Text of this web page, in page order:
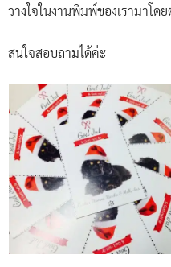
วางใจในงานพิมพ์ของเรามาโด
สนใจสอบถามได้ค่ะ